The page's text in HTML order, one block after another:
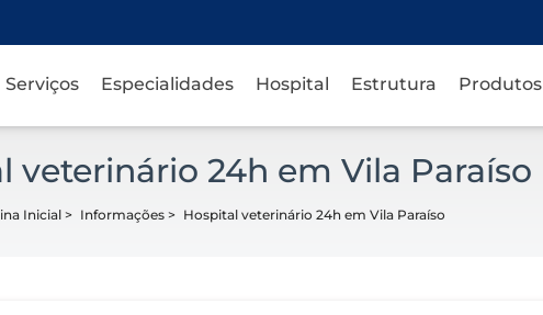
Serviços Especialidades Hospital Estrutura Produtos
veterinário 24h em Vila Paraíso
Inicial > Informações > Hospital veterinário 24h em Vila Paraíso